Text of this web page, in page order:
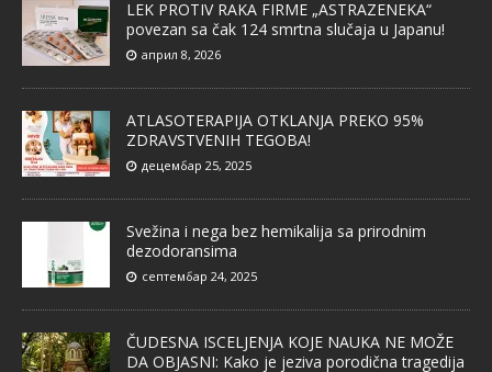
LEK PROTIV RAKA FIRME „ASTRAZENEKA“
povezan sa čak 124 smrtna slučaja u Japanu!
април 8, 2026
ATLASOTERAPIJA OTKLANJA PREKO 95%
ZDRAVSTVENIH TEGOBA!
децембар 25, 2025
Svežina i nega bez hemikalija sa prirodnim
dezodoransima
септембар 24, 2025
ČUDESNA ISCELJENJA KOJE NAUKA NE MOŽE
DA OBJASNI: Kako je jeziva porodična tragedija